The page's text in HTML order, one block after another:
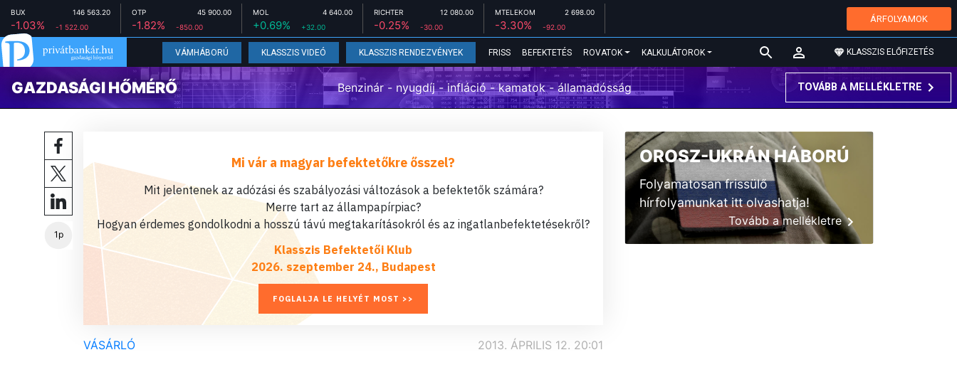
BUX 146 563.20
-1.03% -1 522.00
OTP 45 900.00
-1.82% -850.00
MOL 4 640.00
+0.69% +32.00
RICHTER 12 080.00
-0.25% -30.00
MTELEKOM 2 698.00
-3.30% -92.00
ÁRFOLYAMOK
VÁMHÁBORÚ KLASSZIS VIDEÓ KLASSZIS RENDEZVÉNYEK FRISS BEFEKTETÉS ROVATOK KALKULÁTOROK KLASSZIS ELŐFIZETÉS
GAZDASÁGI HŐMÉRŐ Benzinár - nyugdíj - infláció - kamatok - államadósság TOVÁBB A MELLÉKLETRE
1p
Mi vár a magyar befektetőkre ősszel?
Mit jelentenek az adózási és szabályozási változások a befektetők számára?
Merre tart az állampapírpiac?
Hogyan érdemes gondolkodni a hosszú távú megtakarításokról és az ingatlanbefektetésekről?
Klasszis Befektetői Klub
2026. szeptember 24., Budapest
FOGLALJA LE HELYÉT MOST >>
VÁSÁRLÓ 2013. ÁPRILIS 12. 20:01
OROSZ-UKRÁN HÁBORÚ
Folyamatosan frissülő
hírfolyamunkat itt olvashatja!
Tovább a mellékletre